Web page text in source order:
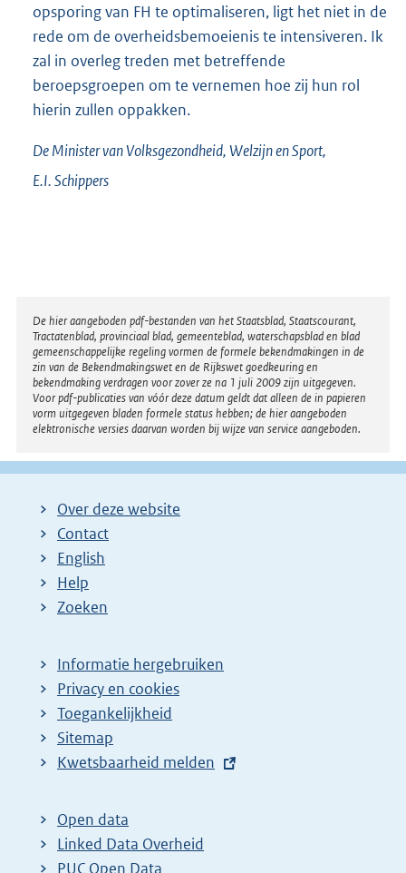
opsporing van FH te optimaliseren, ligt het niet in de
rede om de overheidsbemoeienis te intensiveren. Ik
zal in overleg treden met betreffende
beroepsgroepen om te vernemen hoe zij hun rol
hierin zullen oppakken.
De Minister van Volksgezondheid, Welzijn en Sport,
E.I.Schippers
Disclaimer
De hier aangeboden pdf-bestanden van het Staatsblad, Staatscourant,
Tractatenblad, provinciaal blad, gemeenteblad, waterschapsblad en blad
gemeenschappelijke regeling vormen de formele bekendmakingen in de
zin van de Bekendmakingswet en de Rijkswet goedkeuring en
bekendmaking verdragen voor zover ze na 1 juli 2009 zijn uitgegeven.
Voor pdf-publicaties van vóór deze datum geldt dat alleen de in papieren
vorm uitgegeven bladen formele status hebben; de hier aangeboden
elektronische versies daarvan worden bij wijze van service aangeboden.
Over deze website
Contact
English
Help
Zoeken
Informatie hergebruiken
Privacy en cookies
Toegankelijkheid
Sitemap
E
t
e
r
Kwetsbaarheid melden
Open data
Linked Data Overheid
PUC Open Data